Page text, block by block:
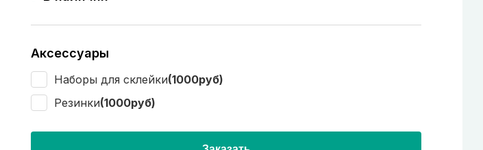
Аксессуары
Наборы для склейки(1000руб)
Резинки(1000руб)